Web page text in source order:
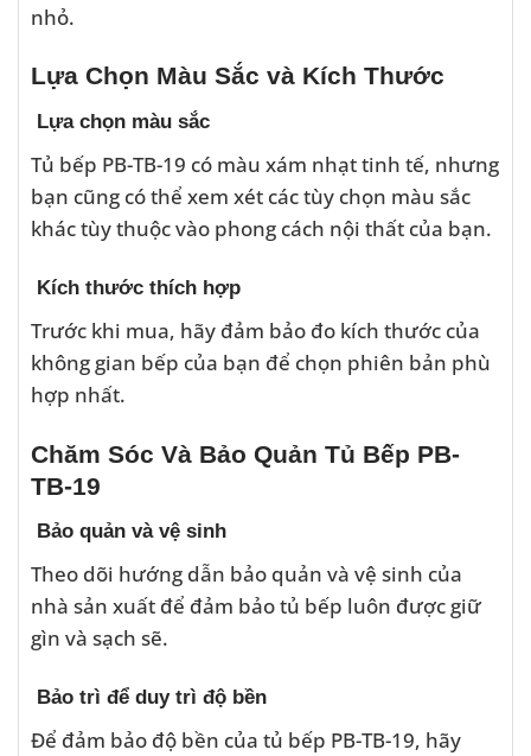
nhỏ.
Lựa Chọn Màu Sắc và Kích Thước
Lựa chọn màu sắc
Tủ bếp PB-TB-19 có màu xám nhạt tinh tế, nhưng
bạn cũng có thể xem xét các tùy chọn màu sắc
khác tùy thuộc vào phong cách nội thất của bạn.
Kích thước thích hợp
Trước khi mua, hãy đảm bảo đo kích thước của
không gian bếp của bạn để chọn phiên bản phù
hợp nhất.
Chăm Sóc Và Bảo Quản Tủ Bếp PB-
TB-19
Bảo quản và vệ sinh
Theo dõi hướng dẫn bảo quản và vệ sinh của
nhà sản xuất để đảm bảo tủ bếp luôn được giữ
gìn và sạch sẽ.
Bảo trì để duy trì độ bền
Để đảm bảo độ bền của tủ bếp PB-TB-19, hãy